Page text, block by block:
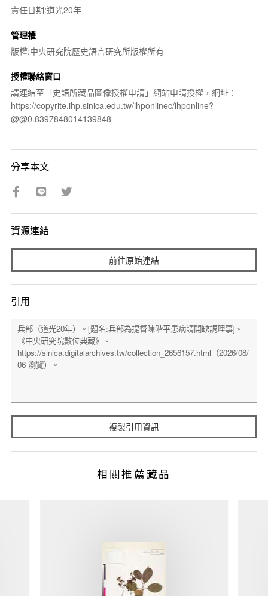
責任日期:道光20年
管理權
版權:中央研究院歷史語言研究所版權所有
授權聯絡窗口
請連結至「史語所藏品圖像授權申請」網站申請授權，網址：
https://copyrite.ihp.sinica.edu.tw/ihponlinec/ihponline?
@@0.8397848014139848
分享本文
資源連結
前往原始連結
引用
複製引用資訊
相關推薦藏品